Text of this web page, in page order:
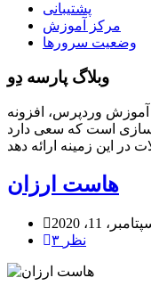
پشتیبانی
مرکز آموزش
وضعیت سرورها
وبلاگ پارسه دِو
آموزش وردپرس، افزونه
سازی است که سعی دارد
هاست ارزان
11، 2020
۳ نظر